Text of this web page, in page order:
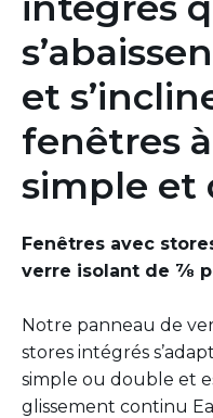
et
fenêtres
simple et
Fenêtres avec
verre isolant de ⅞
Notre panneau de
stores intégrés
simple ou double et
glissement continu